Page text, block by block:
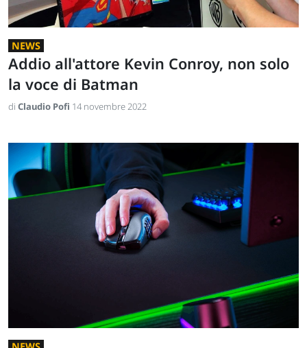
NEWS
Addio all'attore Kevin Conroy, non solo
la voce di Batman
di Claudio Pofi 14 novembre 2022